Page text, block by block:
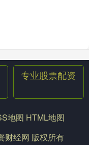
专业股票配资
地图 HTML地图
财经网 版权所有